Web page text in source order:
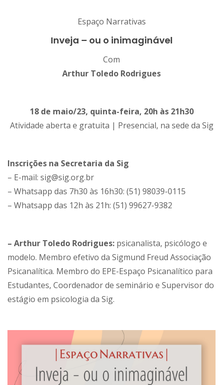
Espaço Narrativas
Inveja – ou o inimaginável
Com
Arthur Toledo Rodrigues
18 de maio/23, quinta-feira, 20h às 21h30
Atividade aberta e gratuita | Presencial, na sede da Sig
Inscrições na Secretaria da Sig
– E-mail: sig@sig.org.br
– Whatsapp das 7h30 às 16h30: (51) 98039-0115
– Whatsapp das 12h às 21h: (51) 99627-9382
– Arthur Toledo Rodrigues: psicanalista, psicólogo e
modelo. Membro efetivo da Sigmund Freud Associação
Psicanalítica. Membro do EPE-Espaço Psicanalítico para
Estudantes, Coordenador de seminário e Supervisor do
estágio em psicologia da Sig.